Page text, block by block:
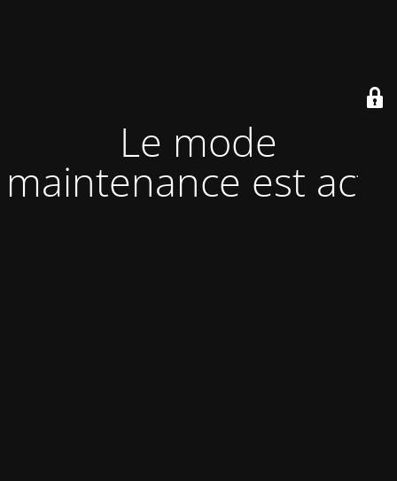
Le mode
maintenance est actif